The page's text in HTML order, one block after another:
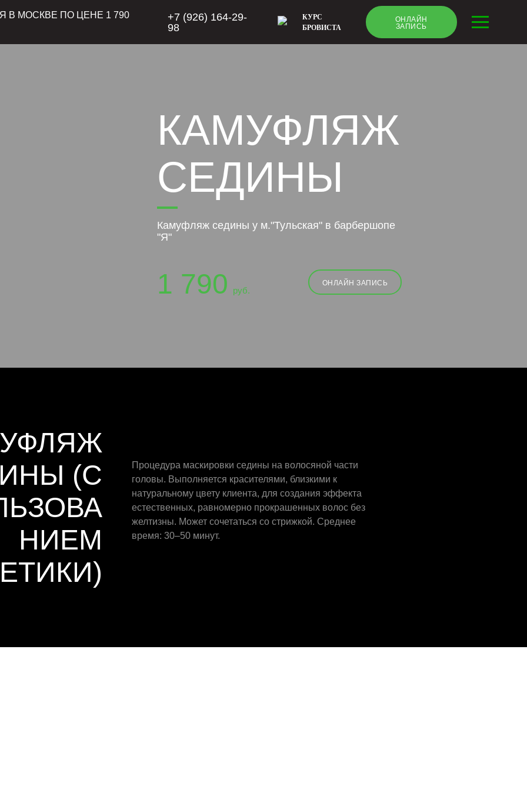
МОСКВЕ ПО ЦЕНЕ 1 790
+7 (926) 164-29-
98
КУРС
БРОВИСТА
ОНЛАЙН
ЗАПИСЬ
КАМУФЛЯЖ
СЕДИНЫ
Камуфляж седины у м."Тульская" в барбершопе
"Я"
1 790руб.
ОНЛАЙН ЗАПИСЬ
(С
НИЕМ
Процедура маскировки седины на волосяной части
головы. Выполняется красителями, близкими к
натуральному цвету клиента, для создания эффекта
естественных, равномерно прокрашенных волос без
желтизны. Может сочетаться со стрижкой. Среднее
время: 30–50 минут.